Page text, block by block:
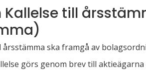
Kallelse till
ska framgå av
görs genom brev till